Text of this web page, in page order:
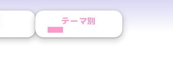
テーマ別